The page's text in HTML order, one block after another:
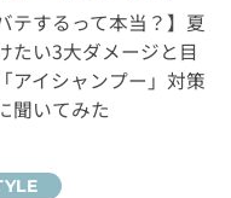
テするって本当？】夏
たい3大ダメージと目
アイシャンプー」対策
聞いてみた